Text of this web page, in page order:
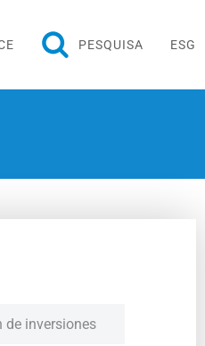
PESQUISA ESG
de inversiones